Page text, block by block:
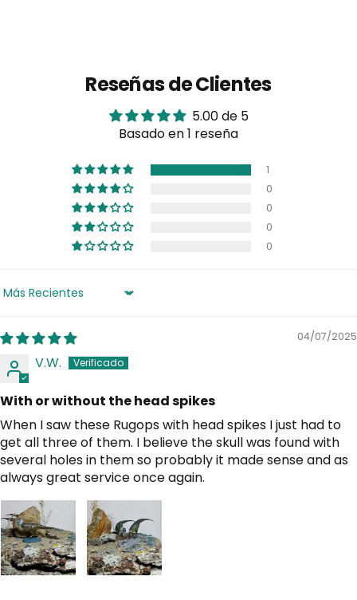
Reseñas de Clientes
5.00 de 5
Basado en 1 reseña
1
0
0
0
0
Sort by
04/07/2025
V.W.
With or without the head spikes
When I saw these Rugops with head spikes I just had to
get all three of them. I believe the skull was found with
several holes in them so probably it made sense and as
always great service once again.